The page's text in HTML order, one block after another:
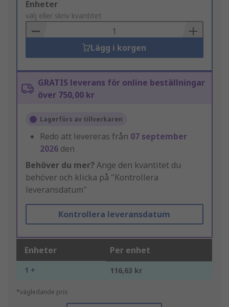
Add
to
Basket
Enheter
välj eller skriv kvantitet
Lägg i korgen
GRATIS leverans för online beställningar
över 750,00 kr
Lagerförs av tillverkaren
Redo att levereras från 07 september
2026 den
Behöver du mer? Ange den kvantitet du
behöver och klicka på "Kontrollera
leveransdatum"
Kontrollera leveransdatum
Enheter Per enhet
1 + 116,63 kr
*vägledande pris